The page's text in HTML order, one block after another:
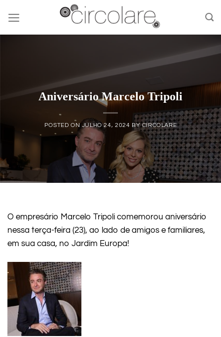
content
Aniversário Marcelo Tripoli
POSTED ON JULHO 24, 2024 BYCIRCOLARE
O empresário Marcelo Tripoli comemorou aniversário
nessa terça-feira (23), ao lado de amigos e familiares,
em sua casa, no Jardim Europa!